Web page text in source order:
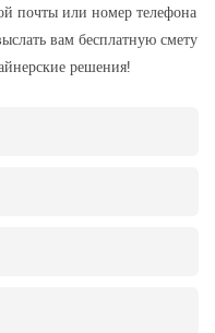
почты или номер телефона
вам бесплатную смету
решения!